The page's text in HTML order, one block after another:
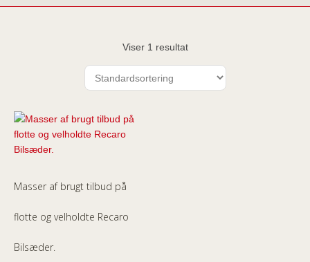
Viser 1 resultat
Masser af brugt tilbud på
flotte og velholdte Recaro
Bilsæder.